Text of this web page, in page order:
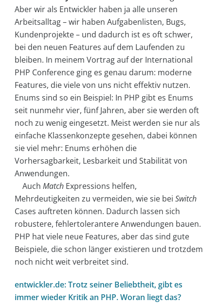
Aber wir als Entwickler haben ja alle unseren
Arbeitsalltag – wir haben Aufgabenlisten, Bugs,
Kundenprojekte – und dadurch ist es oft schwer,
bei den neuen Features auf dem Laufenden zu
bleiben. In meinem Vortrag auf der International
PHP Conference ging es genau darum: moderne
Features, die viele von uns nicht effektiv nutzen.
Enums sind so ein Beispiel: In PHP gibt es Enums
seit nunmehr vier, fünf Jahren, aber sie werden oft
noch zu wenig eingesetzt. Meist werden sie nur als
einfache Klassenkonzepte gesehen, dabei können
sie viel mehr: Enums erhöhen die
Vorhersagbarkeit, Lesbarkeit und Stabilität von
Anwendungen.
Auch Match Expressions helfen,
Mehrdeutigkeiten zu vermeiden, wie sie bei Switch
Cases auftreten können. Dadurch lassen sich
robustere, fehlertolerantere Anwendungen bauen.
PHP hat viele neue Features, aber das sind gute
Beispiele, die schon länger existieren und trotzdem
noch nicht weit verbreitet sind.
entwickler.de: Trotz seiner Beliebtheit, gibt es
immer wieder Kritik an PHP. Woran liegt das?